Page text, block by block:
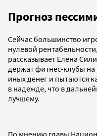
Прогноз
Сейчас большинство
нулевой
рассказывает Елена
держат фитнес-клубы
иных денег и пытаются
в надежде, что в
лучшему.